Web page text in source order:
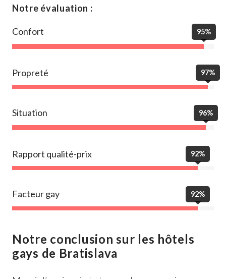
Notre évaluation :
Confort 95%
Propreté 97%
Situation 96%
Rapport qualité-prix 92%
Facteur gay 92%
Notre conclusion sur les hôtels
gays de Bratislava